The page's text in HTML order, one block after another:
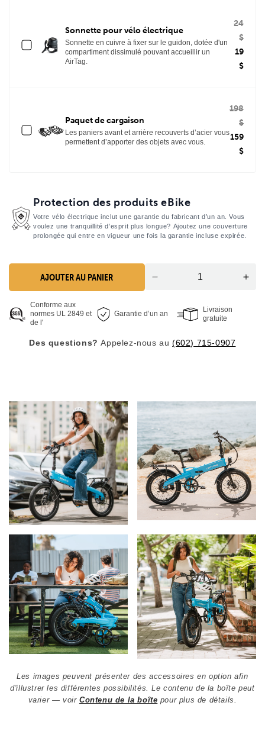
Sonnette pour vélo électrique
Sonnette en cuivre à fixer sur le guidon, dotée d'un
compartiment dissimulé pouvant accueillir un
AirTag.
24
$
19
$
Paquet de cargaison
Les paniers avant et arrière recouverts d’acier vous
permettent d’apporter des objets avec vous.
198
$
159
$
Protection des produits eBike
Votre vélo électrique inclut une garantie du fabricant d’un an. Vous
voulez une tranquillité d’esprit plus longue? Ajoutez une couverture
prolongée qui entre en vigueur une fois la garantie incluse expirée.
quantité
pour
vélo
Blue
Long-
Range
AJOUTER AU PANIER
Conforme aux
normes UL 2849 et
de l'
Garantie d’un an
Livraison
gratuite
Des questions? Appelez-nous au(602) 715-0907
Les images peuvent présenter des accessoires en option afin
d'illustrer les différentes possibilités. Le contenu de la boîte peut
varier — voir Contenu de la boîte pour plus de détails.